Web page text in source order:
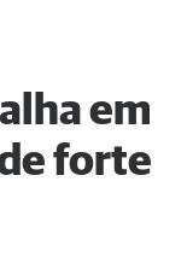
em
forte